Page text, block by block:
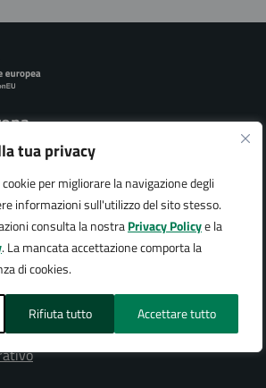
tua privacy
per migliorare la navigazione degli
informazioni sull'utilizzo del sito stesso.
consulta la nostraPrivacy Policye la
. La mancata accettazione comporta la
di cookies.
Rifiuta tutto Accettare tutto